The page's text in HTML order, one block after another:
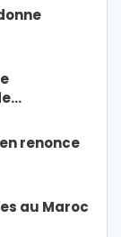
renonce
au Maroc